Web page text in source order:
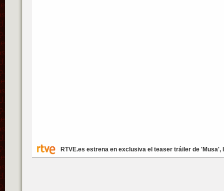
RTVE.es estrena en exclusiva el teaser tráiler de